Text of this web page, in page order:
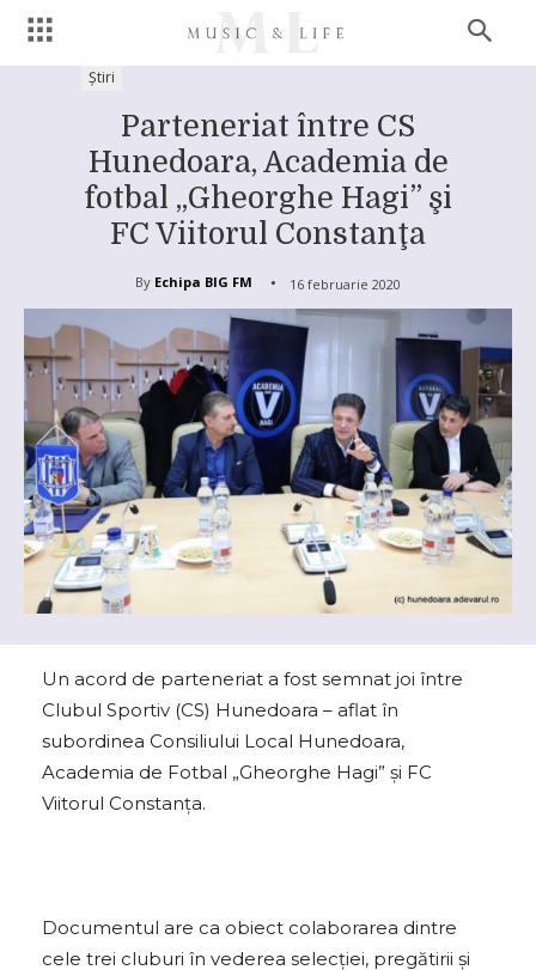
Știri
Parteneriat între CS
Hunedoara, Academia de
fotbal „Gheorghe Hagi” şi
FC Viitorul Constanţa
By Echipa BIG FM 16 februarie 2020
Un acord de parteneriat a fost semnat joi între
Clubul Sportiv (CS) Hunedoara – aflat în
subordinea Consiliului Local Hunedoara,
Academia de Fotbal „Gheorghe Hagi” și FC
Viitorul Constanța.
Documentul are ca obiect colaborarea dintre
cele trei cluburi în vederea selecției, pregătirii și